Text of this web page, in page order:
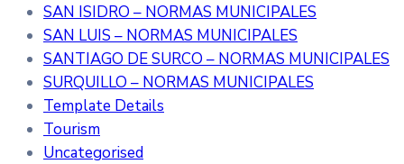
SAN ISIDRO – NORMAS MUNICIPALES
SAN LUIS – NORMAS MUNICIPALES
SANTIAGO DE SURCO – NORMAS MUNICIPALES
SURQUILLO – NORMAS MUNICIPALES
Template Details
Tourism
Uncategorised